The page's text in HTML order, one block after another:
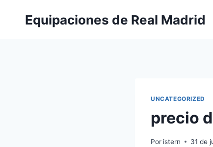
Equipaciones de Real Madrid
UNCATEGORIZED
precio
Por istern 31 de